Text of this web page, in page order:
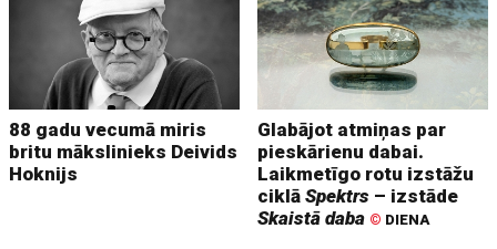
88 gadu vecumā miris
britu mākslinieks Deivids
Hoknijs
Glabājot atmiņas par
pieskārienu dabai.
Laikmetīgo rotu izstāžu
ciklāSpektrs – izstāde
Skaistā daba © DIENA